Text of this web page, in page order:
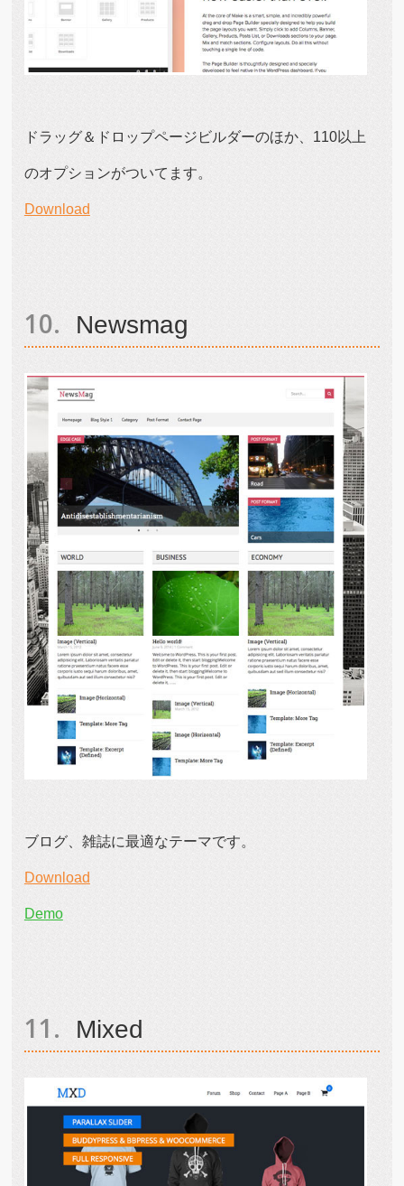
ドラッグ＆ドロップページビルダーのほか、110以上
のオプションがついてます。
Download
Newsmag
ブログ、雑誌に最適なテーマです。
Download
Demo
Mixed